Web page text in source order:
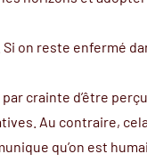
on reste enfermé
crainte d’être
Au contraire,
qu’on est